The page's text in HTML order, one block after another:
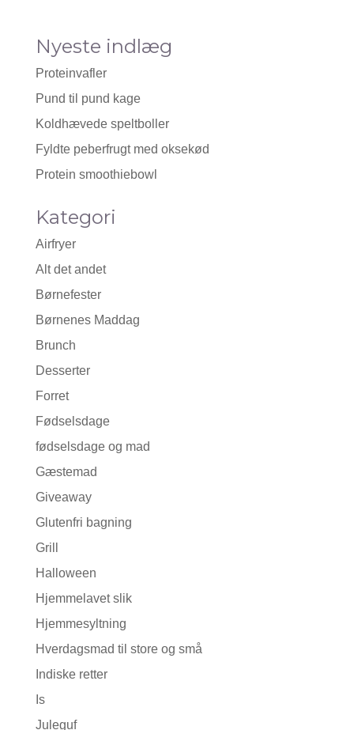
Nyeste indlæg
Proteinvafler
Pund til pund kage
Koldhævede speltboller
Fyldte peberfrugt med oksekød
Protein smoothiebowl
Kategori
Airfryer
Alt det andet
Børnefester
Børnenes Maddag
Brunch
Desserter
Forret
Fødselsdage
fødselsdage og mad
Gæstemad
Giveaway
Glutenfri bagning
Grill
Halloween
Hjemmelavet slik
Hjemmesyltning
Hverdagsmad til store og små
Indiske retter
Is
Juleguf